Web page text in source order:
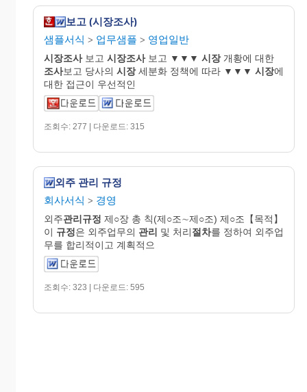
보고 (시장조사)
샘플서식 > 업무샘플 > 영업일반
시장조사보고 시장조사보고 ▼▼▼ 시장개황에 대한
조사보고 당사의 시장세분화 정책에 따라 ▼▼▼ 시장에
대한 접근이 우선적인
조회수: 277 | 다운로드: 315
외주 관리 규정
회사서식 > 경영
외주관리규정 제○장 총 칙(제○조∼제○조) 제○조【목적】
이 규정은 외주업무의 관리 및 처리절차를 정하여 외주업
무를 합리적이고 계획적으
조회수: 323 | 다운로드: 595